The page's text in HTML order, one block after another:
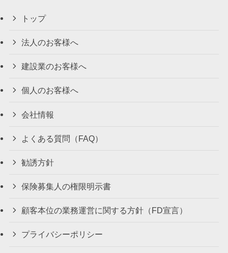
トップ
法人のお客様へ
建設業のお客様へ
個人のお客様へ
会社情報
よくある質問（FAQ）
勧誘方針
保険募集人の権限明示書
顧客本位の業務運営に関する方針（FD宣言）
プライバシーポリシー